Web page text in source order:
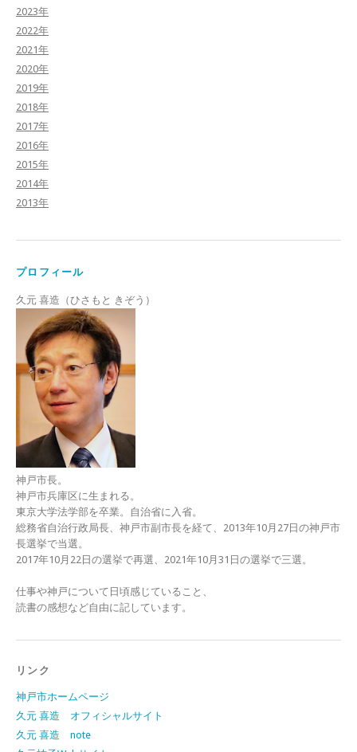
2023年
2022年
2021年
2020年
2019年
2018年
2017年
2016年
2015年
2014年
2013年
プロフィール
久元 喜造（ひさもと きぞう）
神戸市長。
神戸市兵庫区に生まれる。
東京大学法学部を卒業。自治省に入省。
総務省自治行政局長、神戸市副市長を経て、2013年10月27日の神戸市
長選挙で当選。
2017年10月22日の選挙で再選、2021年10月31日の選挙で三選。
仕事や神戸について日頃感じていること、
読書の感想など自由に記しています。
リンク
神戸市ホームページ
久元 喜造 オフィシャルサイト
久元 喜造 note